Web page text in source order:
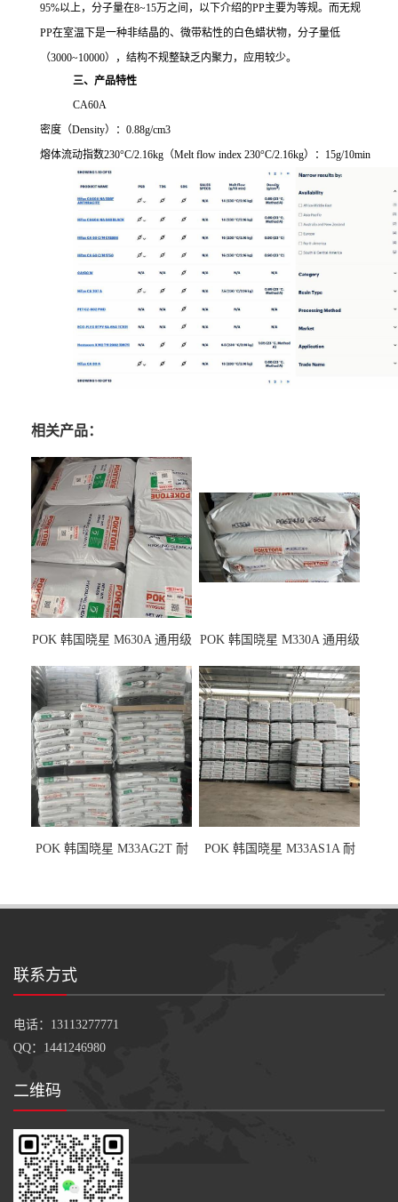
95%以上，分子量在8~15万之间，以下介绍的PP主要为等规。而无规
PP在室温下是一种非结晶的、微带粘性的白色蜡状物，分子量低
（3000~10000），结构不规整缺乏内聚力，应用较少。
三、产品特性
CA60A
密度（Density）：0.88g/cm3
熔体流动指数230°C/2.16kg （Melt flow index 230°C/2.16kg）： 15g/10min
相关产品：
POK 韩国晓星 M630A 通用级
POK 韩国晓星 M330A 通用级
POK 韩国晓星 M33AG2T 耐
POK 韩国晓星 M33AS1A 耐
联系方式
电话：13113277771
QQ：1441246980
二维码